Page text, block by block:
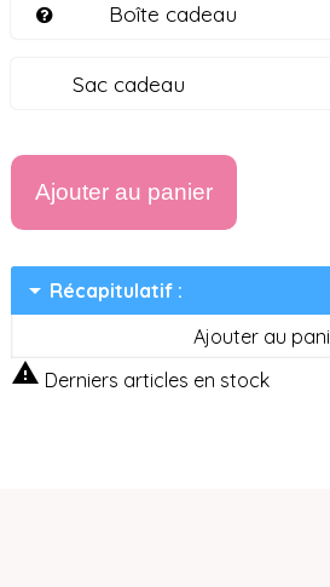
Boîte cadeau
Sac cadeau
Ajouter au panier
arrow_drop_down Récapitulatif :
Ajouter au
 Derniers articles en stock